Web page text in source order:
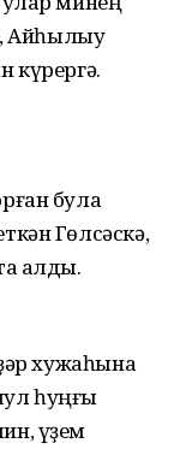
Айһылыу
күрергә.
була
Гөлсәскә,
алды.
хужаһына
һуңғы
үҙем